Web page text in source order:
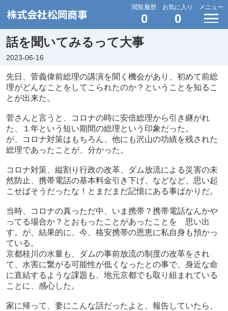
閲覧履歴
0
お気に入り
0
メニュー
話を聞いてみるって大事
2023-06-16
先日、菅義偉前総理の講演を聞く機会があり、初めて前総
理がどんなことをしてこられたのか？ということを知るこ
とが出来た。
菅さんと言うと、コロナの時に安倍総理から引き継がれ
た、１年という短い期間の総理という印象だった。
が、コロナ対策はもちろん、他にも沢山の功績を残された
総理であったことが、分かった。
コロナ対策、縦割り行政の改革、ダム放流による災害の未
然防止、携帯電話の基本料金引き下げ、などなど、思い起
こせばそうだったな！とまだまだ記憶にある事ばかりだ。
当時、コロナの真っただ中、いま携帯？携帯電話なんかや
ってる場合か？とおもったことがあったことを 思い出
す。が、結果的に、今、格安携帯の恩恵に私自身も預かっ
ている。
京都桂川の水量も、ダムの事前放流の制度の改革をされ
て、水害に繋がる可能性が低くなったとの事で、身近な命
に直結するような課題も、地元京都でも取り組まれている
ことに、感心した。
家に帰って、妻にこんな話だったよと、報告していたら、